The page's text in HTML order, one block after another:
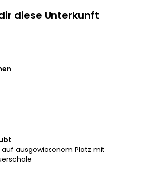
diese Unterkunft
ausgewiesenem Platz mit